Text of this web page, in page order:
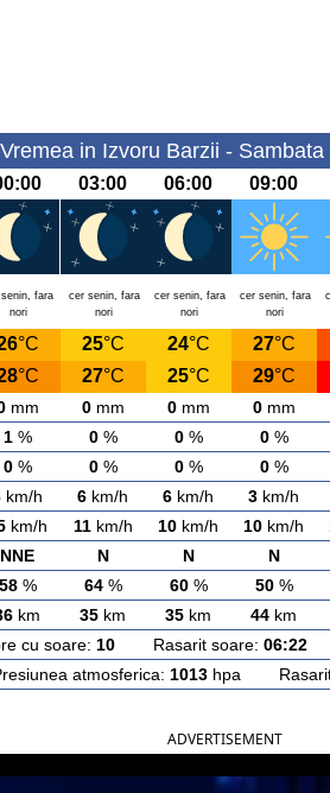
Vremea in Izvoru Barzii -
03:00 06:00 09:00
fara
nori
cer senin, fara
nori
cer senin, fara
nori
cer senin, fara
nori
°C 25°C 24°C 27°C
°C 27°C 25°C 29°C
mm 0mm 0mm 0mm
1% 0% 0% 0%
0% 0% 0% 0%
km/h 6 km/h 6 km/h 3 km/h
km/h 11km/h 10 km/h 10 km/h
NNE N N N
58% 64% 60% 50%
km 35 km 35 km 44 km
cu soare: 10 Rasarit soare: 06:22
atmosferica: 1013 hpa Rasarit
ADVERTISEMENT